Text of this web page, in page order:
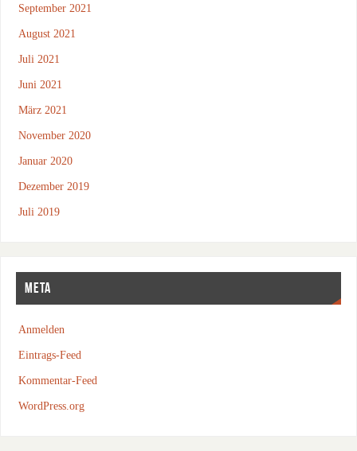
September 2021
August 2021
Juli 2021
Juni 2021
März 2021
November 2020
Januar 2020
Dezember 2019
Juli 2019
META
Anmelden
Eintrags-Feed
Kommentar-Feed
WordPress.org